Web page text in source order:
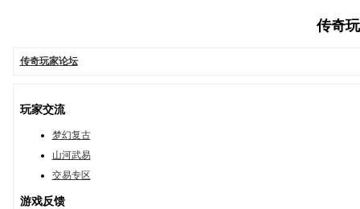
传奇
传奇玩家论坛
玩家交流
梦幻复古
山河武易
交易专区
游戏反馈